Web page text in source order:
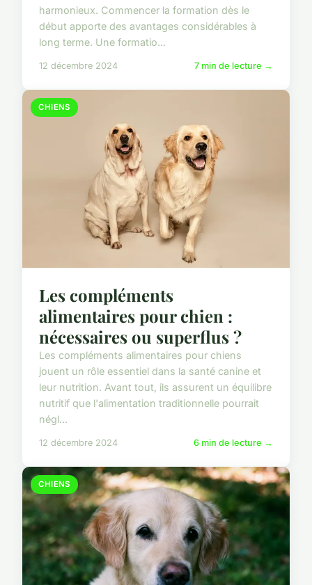
harmonieux. Commencer la formation dès le
début apporte des avantages considérables à
long terme. Une formatio...
12 décembre 2024 7 min de lecture →
CHIENS
Les compléments
alimentaires pour chien :
nécessaires ou superflus ?
Les compléments alimentaires pour chiens
jouent un rôle essentiel dans la santé canine et
leur nutrition. Avant tout, ils assurent un équilibre
nutritif que l'alimentation traditionnelle pourrait
négl...
12 décembre 2024 6 min de lecture →
CHIENS